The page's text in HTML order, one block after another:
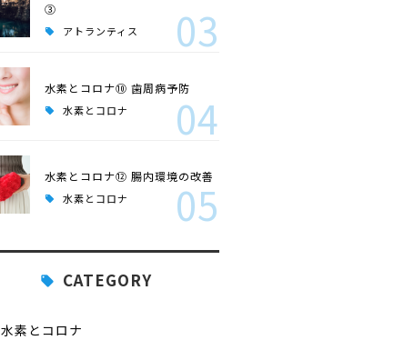
③
アトランティス 03
水素とコロナ⑩ 歯周病予防
水素とコロナ 04
水素とコロナ⑫ 腸内環境の改善
水素とコロナ 05
CATEGORY
水素とコロナ